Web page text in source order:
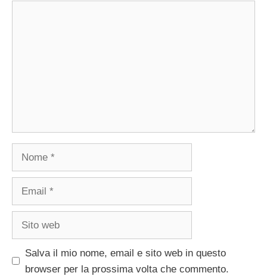
Nome
Email
Sito
Salva il mio nome, email e sito web in questo
browser per la prossima volta che commento.